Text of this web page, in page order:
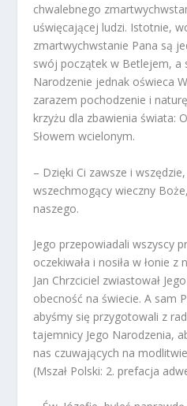
chwalebnego
uświęcającej ludzi. Istotnie,
zmartwychwstanie Pana są
swój początek w Betlejem, a
Narodzenie jednak oświeca
zarazem pochodzenie i
krzyżu dla zbawienia świata:
Słowem wcielonym.
– Dzięki Ci zawsze i
wszechmogący wieczny
naszego.
Jego przepowiadali wszyscy
oczekiwała i nosiła w łonie z
Jan Chrzciciel zwiastował
obecność na świecie. A sam
abyśmy się przygotowali z
tajemnicy Jego Narodzenia,
nas czuwających na
(Mszał Polski: 2. prefacja